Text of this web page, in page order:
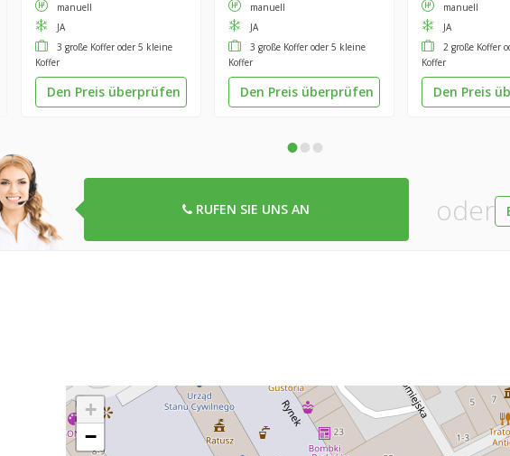
manuell
JA
3 große Koffer oder 5 kleine
Koffer
Den Preis überprüfen
manuell
JA
3 große Koffer oder 5 kleine
Koffer
Den Preis überprüfen
manuell
JA
2 große Koffer
Koffer
Den Preis
•••
RUFEN SIE UNS AN oder
+
−